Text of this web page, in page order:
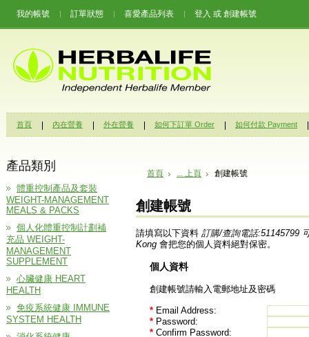
我的帳號 訂單狀態 喜愛產品列表 登入 或 創建帳號
首頁 內在營養 外在營養 如何下訂單 Order 如何付款 Payment
產品類別
體重控制產品及套裝
WEIGHT-MANAGEMENT
MEALS & PACKS
個人化體重控制計劃補
充品 WEIGHT-
MANAGEMENT
SUPPLEMENT
心臟健康 HEART
HEALTH
免疫系統健康 IMMUNE
SYSTEM HEALTH
首頁 ... 上頁 創建帳號
創建帳號
請填寫以下資料 訂購/查詢電話:51145799
Kong 會把您的個人資料絕對保密。
個人資料
創建帳號請輸入電郵地址及密碼
* Email Address:
* Password:
* Confirm Password: